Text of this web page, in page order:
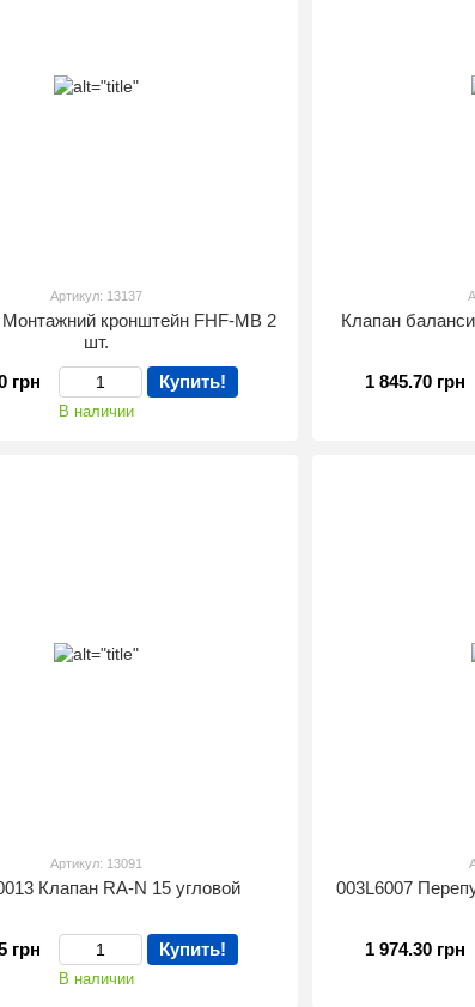
Артикул: 13137
Монтажний кронштейн FHF-МВ 2
шт.
грн
Купить!
В наличии
Клапан
1 845.70 грн
Артикул: 13091
Клапан RA-N 15 угловой
грн Купить!
В наличии
003L6007
1 974.30 грн